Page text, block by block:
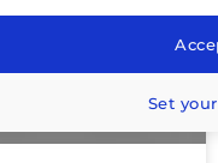
Set